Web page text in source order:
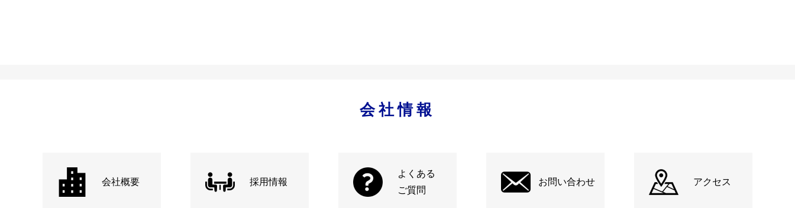
会社情報
会社概要 採用情報
よくある
ご質問
お問い合わせ アクセス